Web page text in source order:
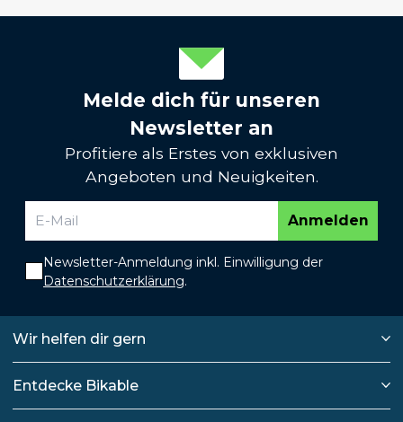
Melde dich für unseren
Newsletter an
Profitiere als Erstes von exklusiven
Angeboten und Neuigkeiten.
Anmelden
Newsletter-Anmeldung inkl. Einwilligung der
Datenschutzerklärung.
Wir helfen dir gern
Entdecke Bikable